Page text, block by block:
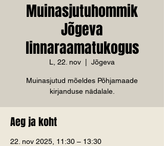
Muinasjutuhommik
Jõgeva
linnaraamatukogus
L, 22. nov Jõgeva
Muinasjutud mõeldes Põhjamaade
kirjanduse nädalale.
Aeg ja koht
22. nov 2025, 11:30 – 13:30